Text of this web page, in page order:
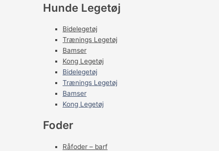
Hunde Legetøj
Bidelegetøj
Trænings Legetøj
Bamser
Kong Legetøj
Bidelegetøj
Trænings Legetøj
Bamser
Kong Legetøj
Foder
Råfoder – barf